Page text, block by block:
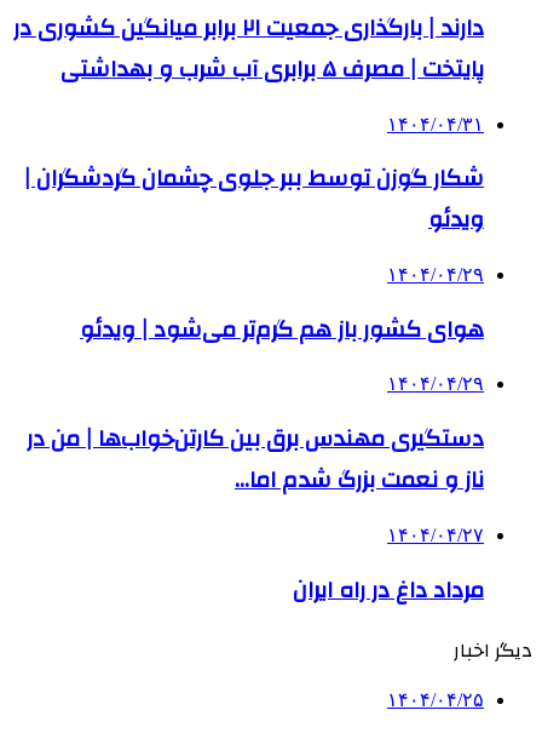
دارند | بارگذاری جمعیت ۲۱ برابر میانگین کشوری در
پایتخت | مصرف ۵ برابری آب شرب و بهداشتی
۱۴۰۴/۰۴/۳۱
شکار گوزن توسط ببر جلوی چشمان گردشگران |
ویدئو
۱۴۰۴/۰۴/۲۹
هوای کشور باز هم گرم‌تر می‌شود | ویدئو
۱۴۰۴/۰۴/۲۹
دستگیری مهندس برق بین کارتن‌خواب‌ها | من در
ناز و نعمت بزرگ شدم اما…
۱۴۰۴/۰۴/۲۷
مرداد داغ در راه ایران
دیگر اخبار
۱۴۰۴/۰۴/۲۵